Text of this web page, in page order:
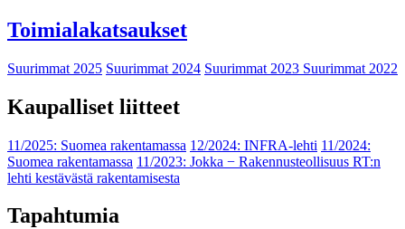
Toimialakatsaukset
Suurimmat 2025 Suurimmat 2024 Suurimmat 2023 Suurimmat 2022
Kaupalliset liitteet
11/2025: Suomea rakentamassa 12/2024: INFRA-lehti 11/2024:
Suomea rakentamassa 11/2023: Jokka − Rakennusteollisuus RT:n
lehti kestävästä rakentamisesta
Tapahtumia